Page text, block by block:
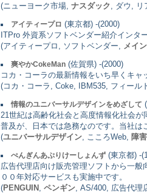
(ニューヨーク市場, ナスダック , ダウ,
アイティープロ (東京都) -(2000)
ITPro 外資系ソフトベンダー紹介インタ
(アイティープロ, ソフトベンダー,
メイ
爽やかCokeMan (佐賀県) -(2000)
コカ・コーラの最新情報をいち早くキ
(コカ・コーラ, Coke, IBM535, フィール
情報のユニバーサルデザインをめざして
21世紀は高齢化社会と高度情報化社会
普及が、日本では急務なのです。当社は
(ユニバーサルデザイン , こころWeb, 障
ぺんぎんあぷりけーしょんず (東京都) -
広告代理店向け販売管理ソフトから一
００年対応サービスも実施中です。
(PENGUIN ペンギン , AS/400, 広告代理